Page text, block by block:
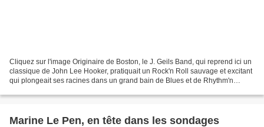
Cliquez sur l'image Originaire de Boston, le J. Geils Band, qui reprend ici un
classique de John Lee Hooker, pratiquait un Rock'n Roll sauvage et excitant
qui plongeait ses racines dans un grand bain de Blues et de Rhythm'n
Marine Le Pen, en tête dans les sondages